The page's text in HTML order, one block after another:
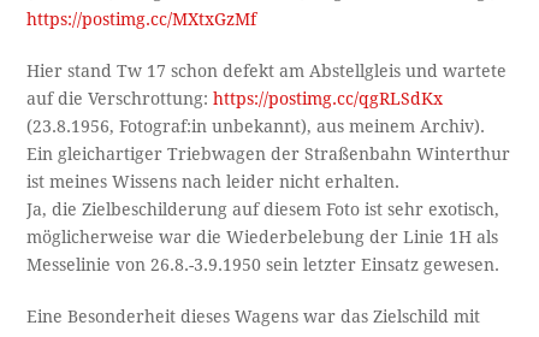
https://postimg.cc/MXtxGzMf
Hier stand Tw 17 schon defekt am Abstellgleis und wartete
auf die Verschrottung:https://postimg.cc/qgRLSdKx
(23.8.1956, Fotograf:in unbekannt), aus meinem Archiv).
Ein gleichartiger Triebwagen der Straßenbahn Winterthur
ist meines Wissens nach leider nicht erhalten.
Ja, die Zielbeschilderung auf diesem Foto ist sehr exotisch,
möglicherweise war die Wiederbelebung der Linie 1H als
Messelinie von 26.8.-3.9.1950 sein letzter Einsatz gewesen.
Eine Besonderheit dieses Wagens war das Zielschild mit